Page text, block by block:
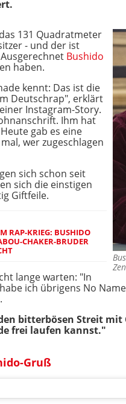
131 Quadratmeter
- und der ist
Bushido
haben.
kennt: Das ist die
Deutschrap", erklärt
Instagram-Story.
Ihm hat
gab es eine
wer zugeschlagen
sich schon seit
sich die einstigen
Giftfeile.
RAP-KRIEG: BUSHIDO
CHAKER-BRUDER
lange warten: "In
ich übrigens No
bitterbösen Streit
frei laufen kannst."
Gruß